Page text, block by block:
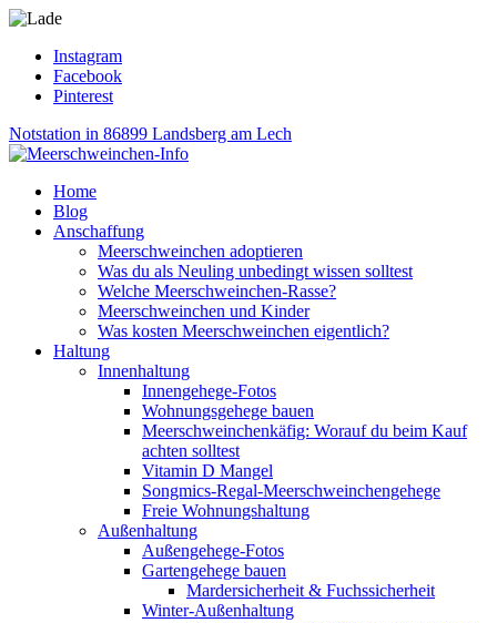
Instagram
Facebook
Pinterest
Notstation in 86899 Landsberg am Lech
Home
Blog
Anschaffung
Meerschweinchen adoptieren
Was du als Neuling unbedingt wissen solltest
Welche Meerschweinchen-Rasse?
Meerschweinchen und Kinder
Was kosten Meerschweinchen eigentlich?
Haltung
Innenhaltung
Innengehege-Fotos
Wohnungsgehege bauen
Meerschweinchenkäfig: Worauf du beim Kauf
achten solltest
Vitamin D Mangel
Songmics-Regal-Meerschweinchengehege
Freie Wohnungshaltung
Außenhaltung
Außengehege-Fotos
Gartengehege bauen
Mardersicherheit & Fuchssicherheit
Winter-Außenhaltung